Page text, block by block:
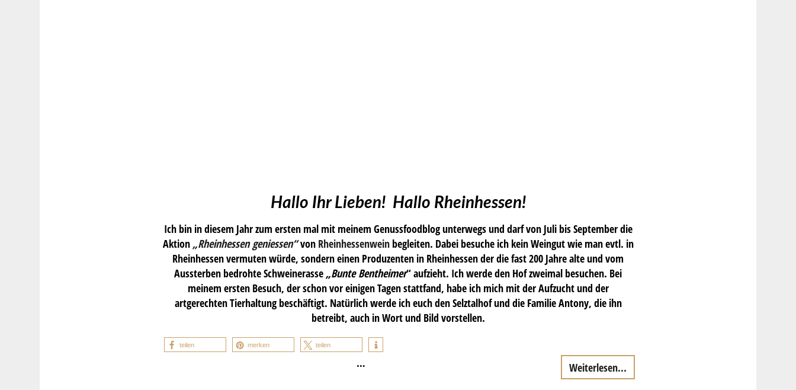
Hallo Ihr Lieben! Hallo Rheinhessen!
Ich bin in diesem Jahr zum ersten mal mit meinem Genussfoodblog unterwegs und darf von Juli bis September die
Aktion „Rheinhessen geniessen“von Rheinhessenwein begleiten. Dabei besuche ich kein Weingut wie man evtl. in
Rheinhessen vermuten würde, sondern einen Produzenten in Rheinhessen der die fast 200 Jahre alte und vom
Aussterben bedrohte Schweinerasse „Bunte Bentheimer“ aufzieht. Ich werde den Hof zweimal besuchen. Bei
meinem ersten Besuch, der schon vor einigen Tagen stattfand, habe ich mich mit der Aufzucht und der
artgerechten Tierhaltung beschäftigt. Natürlich werde ich euch den Selztalhof und die Familie Antony, die ihn
betreibt, auch in Wort und Bild vorstellen.
teilen merken teilen
… Weiterlesen...